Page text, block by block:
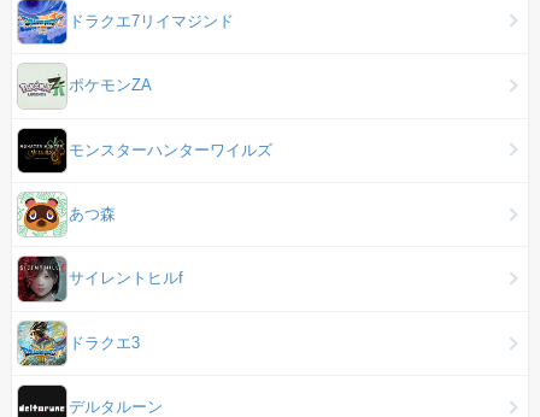
ドラクエ7リイマジンド
ポケモンZA
モンスターハンターワイルズ
あつ森
サイレントヒルf
ドラクエ3
デルタルーン